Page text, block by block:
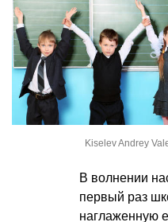
Kiselev Andrey
В волнении
первый раз
наглаженную